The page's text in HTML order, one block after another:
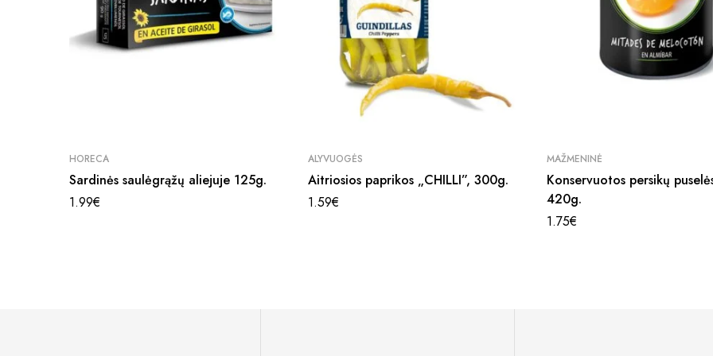
HORECA
Sardinės saulėgrąžų aliejuje 125g.
1.99€
ALYVUOGĖS
Aitriosios paprikos „CHILLI”, 300g.
1.59€
MAŽMENINĖ
Konservuotos persikų
420g.
1.75€